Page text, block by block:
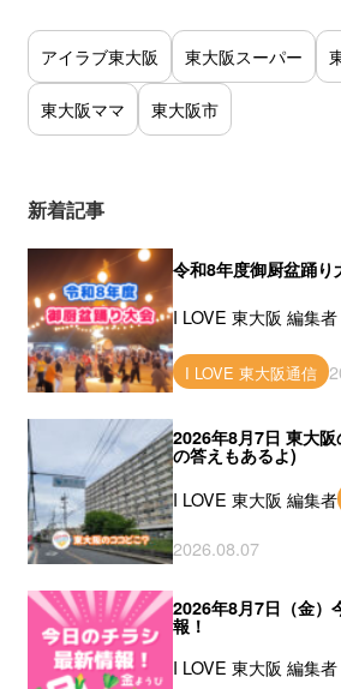
アイラブ東大阪 東大阪スーパー
東大阪ママ 東大阪市
新着記事
令和8年度御厨盆踊り
I LOVE 東大阪 編集者
I LOVE 東大阪通信
2026年8月7日 東大
の答えもあるよ)
I LOVE 東大阪 編集者
2026.08.07
2026年8月7日（金）
報！
I LOVE 東大阪 編集者